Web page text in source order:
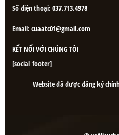
Số điện thoại: 037.713.4978
Email: cuaatc01@gmail.com
KẾT NỐI VỚI CHÚNG TÔI
[social_footer]
Website đã được đăng ký